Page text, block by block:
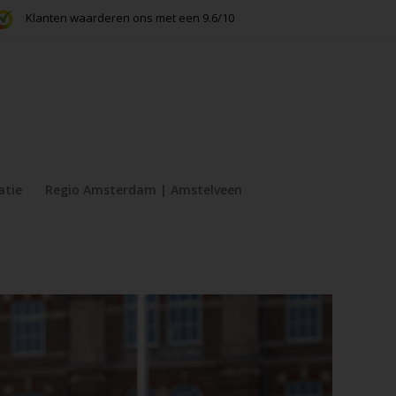
Klanten waarderen ons met een 9.6/10
Regio Amsterdam | Amstelveen